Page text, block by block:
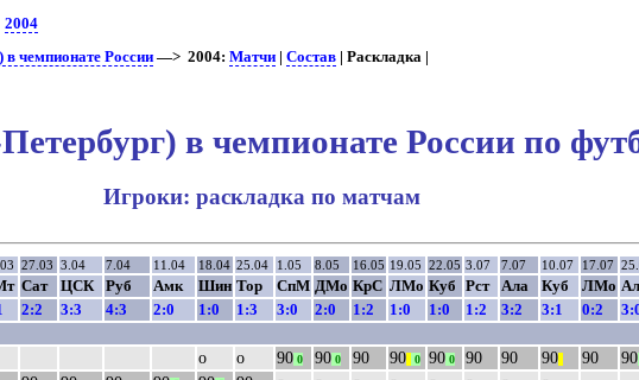
2004
в чемпионате России —> 2004:Матчи |Состав | Раскладка |
в чемпионате России по
Игроки: раскладка по матчам
27.03 3.04 7.04 11.04 18.04 25.04 1.05 8.05 16.05 19.05 22.05 3.07 7.07 10.07 17.07
Сат ЦСК Руб Амк Шин Тор СпМ ДМо КрС ЛМо Куб Рст Ала Куб ЛМо
2:2 3:3 4:3 2:0 1:0 1:3 3:0 2:0 1:2 1:0 1:0 1:2 3:2 3:1 0:2
о о 90 0 90 0 90 90 0 90 0 90 90 90 90 90